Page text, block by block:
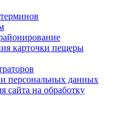
карточки пещеры
персональных данных
сайта на обработку